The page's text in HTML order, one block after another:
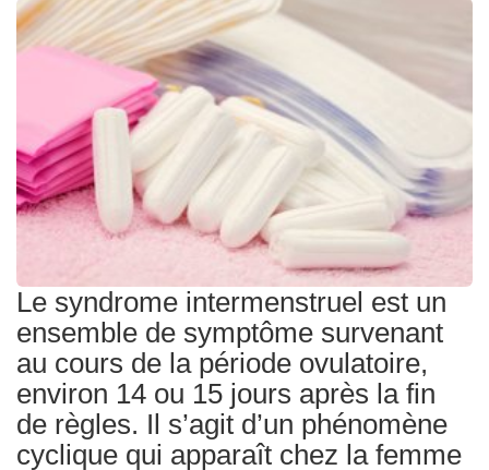
Traitements
Le syndrome intermenstruel est un
ensemble de symptôme survenant
au cours de la période ovulatoire,
environ 14 ou 15 jours après la fin
de règles. Il s’agit d’un phénomène
cyclique qui apparaît chez la femme